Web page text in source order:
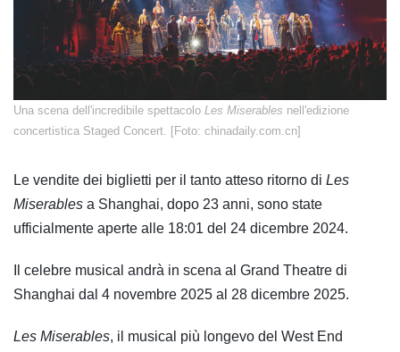
Una scena dell'incredibile spettacolo Les Miserables nell'edizione
concertistica Staged Concert. [Foto: chinadaily.com.cn]
Le vendite dei biglietti per il tanto atteso ritorno di Les
Miserables a Shanghai, dopo 23 anni, sono state
ufficialmente aperte alle 18:01 del 24 dicembre 2024.
Il celebre musical andrà in scena al Grand Theatre di
Shanghai dal 4 novembre 2025 al 28 dicembre 2025.
Les Miserables, il musical più longevo del West End